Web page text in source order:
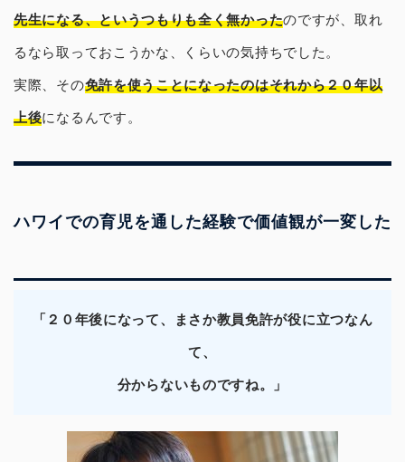
先生になる、というつもりも全く無かったのですが、取れ
るなら取っておこうかな、くらいの気持ちでした。
実際、その免許を使うことになったのはそれから２０年以
上後になるんです。
ハワイでの育児を通した経験で価値観が一変した
「２０年後になって、まさか教員免許が役に立つなん
て、
分からないものですね。」